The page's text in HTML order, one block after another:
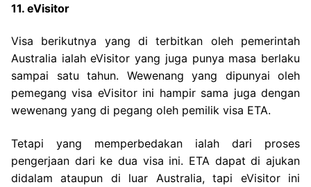
11. eVisitor
Visa berikutnya yang di terbitkan oleh pemerintah
Australia ialah eVisitor yang juga punya masa berlaku
sampai satu tahun. Wewenang yang dipunyai oleh
pemegang visa eVisitor ini hampir sama juga dengan
wewenang yang di pegang oleh pemilik visa ETA.
Tetapi yang memperbedakan ialah dari proses
pengerjaan dari ke dua visa ini. ETA dapat di ajukan
didalam ataupun di luar Australia, tapi eVisitor ini